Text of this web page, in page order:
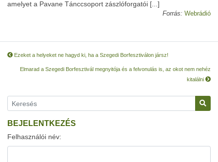
amelyet a Pavane Tánccsoport zászlóforgatói [...]
Forrás: Webrádió
Ezeket a helyeket ne hagyd ki, ha a Szegedi Borfesztiválon jársz!
Elmarad a Szegedi Borfesztivál megnyitója és a felvonulás is, az okot nem nehéz
kitalálni
BEJELENTKEZÉS
Felhasználói név: